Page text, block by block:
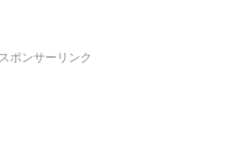
スポンサーリンク